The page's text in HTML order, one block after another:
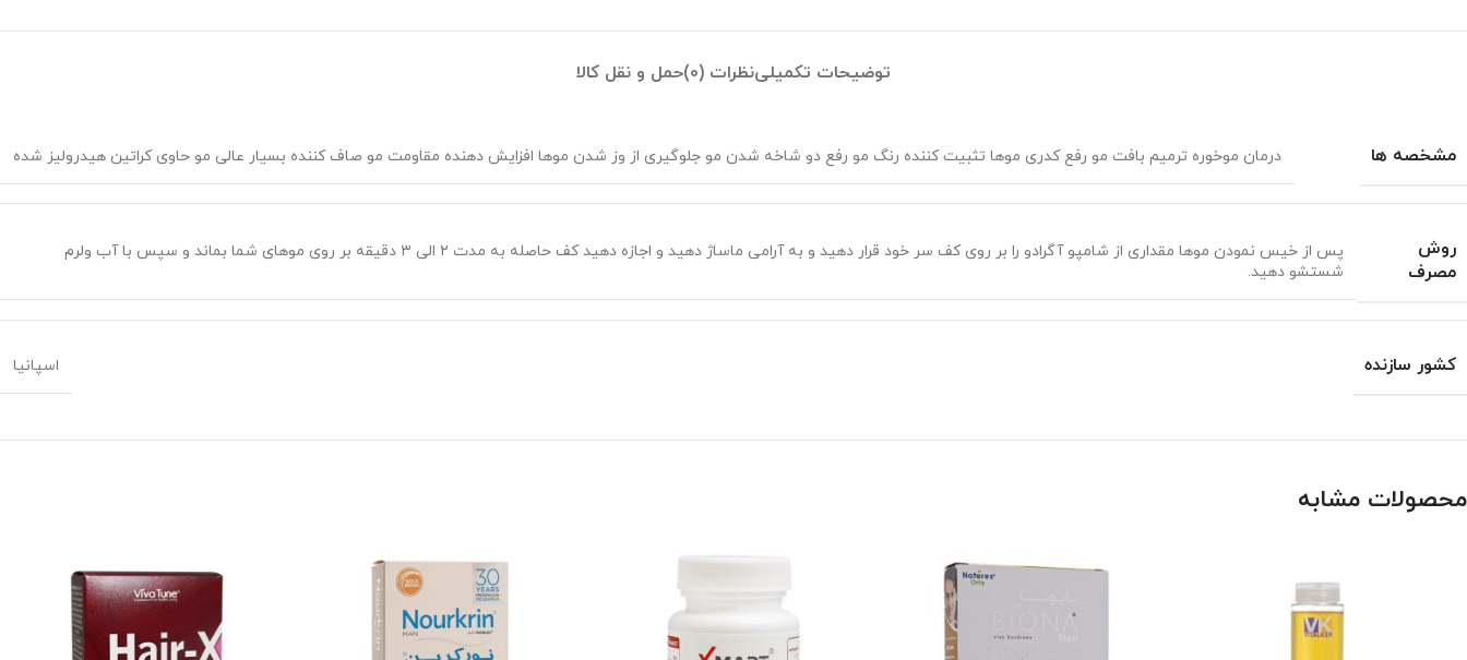
توضیحات تکمیلینظرات (0) حمل و نقل کالا
مشخصه ها درمان موخوره ترمیم بافت مو رفع کدری موها تثبیت کننده رنگ مو رفع دو شاخه شدن مو جلوگیری از وز شدن موها افزایش دهنده مقاومت مو صاف کننده بسیار عالی مو حاوی کراتین هیدرولیز شده
روش
مصرف
پس از خیس نمودن موها مقداری از شامپو آگرادو را بر روی کف سر خود قرار دهید و به آرامی ماساژ دهید و اجازه دهید کف حاصله به مدت ۲ الی ۳ دقیقه بر روی موهای شما بماند و سپس با آب ولرم
شستشو دهید.
کشور سازنده اسپانیا
محصولات مشابه